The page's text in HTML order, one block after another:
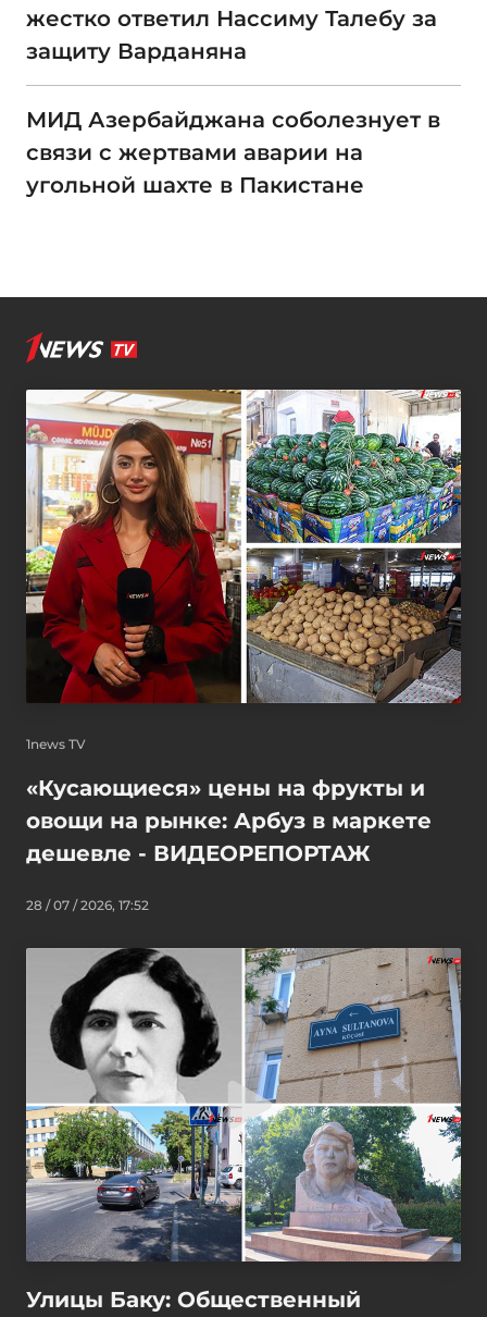
жестко ответил Нассиму Талебу за
защиту Варданяна
МИД Азербайджана соболезнует в
связи с жертвами аварии на
угольной шахте в Пакистане
1news TV
«Кусающиеся» цены на фрукты и
овощи на рынке: Арбуз в маркете
дешевле - ВИДЕОРЕПОРТАЖ
28 / 07 / 2026, 17:52
Улицы Баку: Общественный